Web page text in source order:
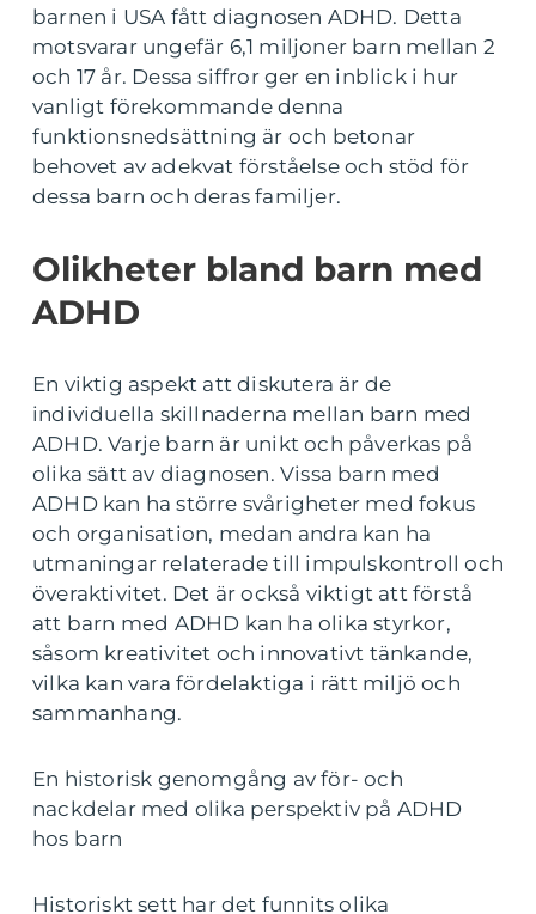
barnen i USA fått diagnosen ADHD. Detta
motsvarar ungefär 6,1 miljoner barn mellan 2
och 17 år. Dessa siffror ger en inblick i hur
vanligt förekommande denna
funktionsnedsättning är och betonar
behovet av adekvat förståelse och stöd för
dessa barn och deras familjer.
Olikheter bland barn med
ADHD
En viktig aspekt att diskutera är de
individuella skillnaderna mellan barn med
ADHD. Varje barn är unikt och påverkas på
olika sätt av diagnosen. Vissa barn med
ADHD kan ha större svårigheter med fokus
och organisation, medan andra kan ha
utmaningar relaterade till impulskontroll och
överaktivitet. Det är också viktigt att förstå
att barn med ADHD kan ha olika styrkor,
såsom kreativitet och innovativt tänkande,
vilka kan vara fördelaktiga i rätt miljö och
sammanhang.
En historisk genomgång av för- och
nackdelar med olika perspektiv på ADHD
hos barn
Historiskt sett har det funnits olika